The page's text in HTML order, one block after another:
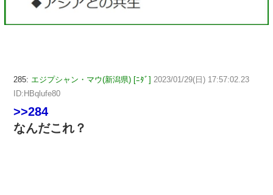
285: エジプシャン・マウ(新潟県) [ﾆﾀﾞ] 2023/01/29(日) 17:57:02.23
ID:HBqlufe80
>>284
なんだこれ？